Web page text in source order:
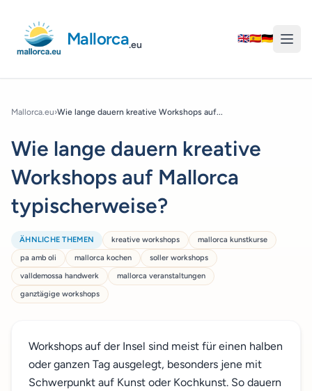
Mallorca.eu
🇬🇧🇪🇸🇩🇪
Mallorca.eu›Wie lange dauern kreative Workshops auf...
Wie lange dauern kreative
Workshops auf Mallorca
typischerweise?
ÄHNLICHE THEMEN kreative workshops
mallorca kunstkurse
pa amb oli
mallorca kochen
soller workshops
valldemossa handwerk
mallorca veranstaltungen
ganztägige workshops
Workshops auf der Insel sind meist für einen halben
oder ganzen Tag ausgelegt, besonders jene mit
Schwerpunkt auf Kunst oder Kochkunst. So dauern